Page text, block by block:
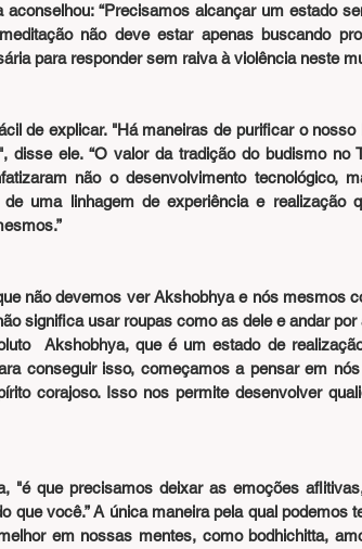
“Precisamos alcançar um estado
não deve estar apenas buscando
para responder sem raiva à violência neste
de explicar. "Há maneiras de purificar o nosso
disse ele. “O valor da tradição do budismo no
não o desenvolvimento tecnológico,
uma linhagem de experiência e realização
não devemos ver Akshobhya e nós mesmos
significa usar roupas como as dele e andar
Akshobhya, que é um estado de
conseguir isso, começamos a pensar em
corajoso. Isso nos permite desenvolver
"é que precisamos deixar as emoções
que você.” A única maneira pela qual podemos
em nossas mentes, como bodhichitta,